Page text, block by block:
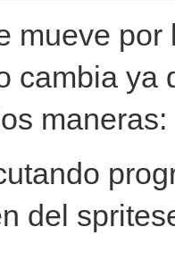
420
=
mueve
cambia ya
maneras:
del